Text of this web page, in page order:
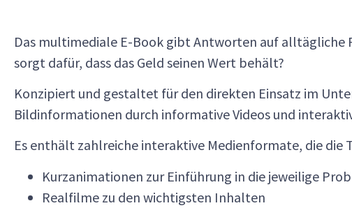
Das multimediale E-Book gibt Antworten auf alltägliche
sorgt dafür, dass das Geld seinen Wert behält?
Konzipiert und gestaltet für den direkten Einsatz im
Bildinformationen durch informative Videos und
Es enthält zahlreiche interaktive Medienformate, die
Kurzanimationen zur Einführung in die jeweilige
Realfilme zu den wichtigsten Inhalten